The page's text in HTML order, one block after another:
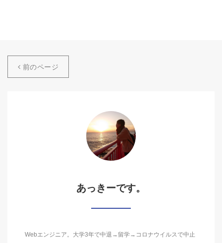
前のページ
あっきーです。
Webエンジニア。大学3年で中退→留学→コロナウイルスで中止